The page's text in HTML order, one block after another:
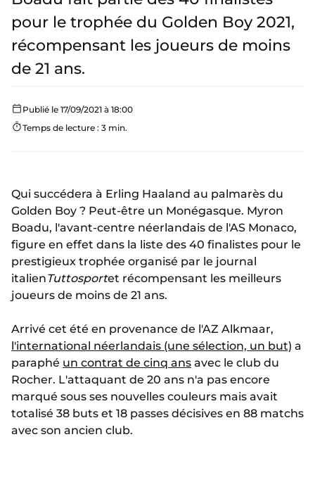
pour le trophée du Golden Boy 2021,
récompensant les joueurs de moins
de 21 ans.
Publié le 17/09/2021 à 18:00
Temps de lecture : 3 min.
Qui succédera à Erling Haaland au palmarès du
Golden Boy ? Peut-être un Monégasque. Myron
Boadu, l'avant-centre néerlandais de l'AS Monaco,
figure en effet dans la liste des 40 finalistes pour le
prestigieux trophée organisé par le journal
italienTuttosportet récompensant les meilleurs
joueurs de moins de 21 ans.
Arrivé cet été en provenance de l'AZ Alkmaar,
l'international néerlandais (une sélection, un but) a
paraphé un contrat de cinq ans avec le club du
Rocher. L'attaquant de 20 ans n'a pas encore
marqué sous ses nouvelles couleurs mais avait
totalisé 38 buts et 18 passes décisives en 88 matchs
avec son ancien club.